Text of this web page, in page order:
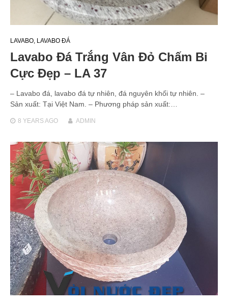
LAVABO, LAVABO ĐÁ
Lavabo Đá Trắng Vân Đỏ Chấm Bi
Cực Đẹp – LA 37
– Lavabo đá, lavabo đá tự nhiên, đá nguyên khối tự nhiên. –
Sản xuất: Tại Việt Nam. – Phương pháp sản xuất:…
8 YEARSAGO ADMIN